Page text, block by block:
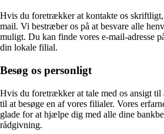
Hvis du foretrækker at kontakte os skriftligt,
mail. Vi bestræber os på at besvare alle
muligt. Du kan finde vores e-mail-adresse
din lokale filial.
Besøg os personligt
Hvis du foretrækker at tale med os ansigt til
til at besøge en af vores filialer. Vores
glade for at hjælpe dig med alle dine
rådgivning.